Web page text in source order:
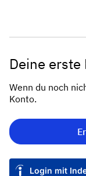
Deine
Wenn du noch
Konto.
Login mit